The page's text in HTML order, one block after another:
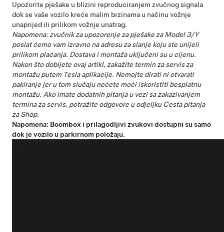
Upozorite pješake u blizini reproduciranjem zvučnog signala
dok se vaše vozilo kreće malim brzinama u načinu vožnje
unaprijed ili prilikom vožnje unatrag.
Napomena: zvučnik za upozorenje za pješake za Model 3/Y
poslat ćemo vam izravno na adresu za slanje koju ste unijeli
prilikom plaćanja. Dostava i montaža uključeni su u cijenu.
Nakon što dobijete ovaj artikl, zakažite termin za servis za
montažu putem Tesla aplikacije. Nemojte dirati ni otvarati
pakiranje jer u tom slučaju nećete moći iskoristiti besplatnu
montažu. Ako imate dodatnih pitanja u vezi sa zakazivanjem
termina za servis, potražite odgovore u odjeljku Česta pitanja
za Shop.
Napomena: Boombox i prilagodljivi zvukovi dostupni su samo
dok je vozilo u parkirnom položaju.